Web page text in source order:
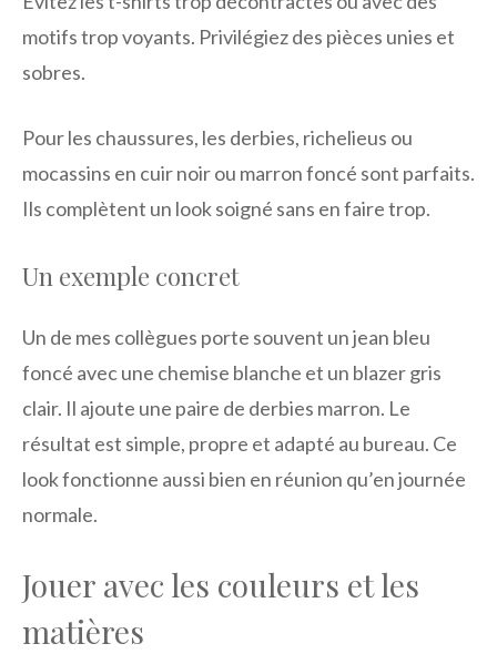
motifs trop voyants. Privilégiez des pièces unies et
sobres.
Pour les chaussures, les derbies, richelieus ou
mocassins en cuir noir ou marron foncé sont parfaits.
Ils complètent un look soigné sans en faire trop.
Un exemple concret
Un de mes collègues porte souvent un jean bleu
foncé avec une chemise blanche et un blazer gris
clair. Il ajoute une paire de derbies marron. Le
résultat est simple, propre et adapté au bureau. Ce
look fonctionne aussi bien en réunion qu’en journée
normale.
Jouer avec les couleurs et les
matières